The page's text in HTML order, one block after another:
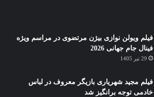
فیلم ویولن نوازی بیژن مرتضوی در مراسم ویژه
فینال جام جهانی 2026
29 تیر 1405
فیلم مجید شهریاری بازیگر معروف در لباس
خادمی توجه برانگیز شد